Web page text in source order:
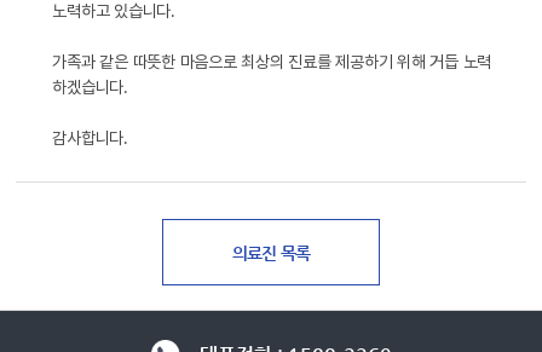
노력하고 있습니다.
가족과 같은 따뜻한 마음으로 최상의 진료를 제공하기 위해 거듭 노력
하겠습니다.
감사합니다.